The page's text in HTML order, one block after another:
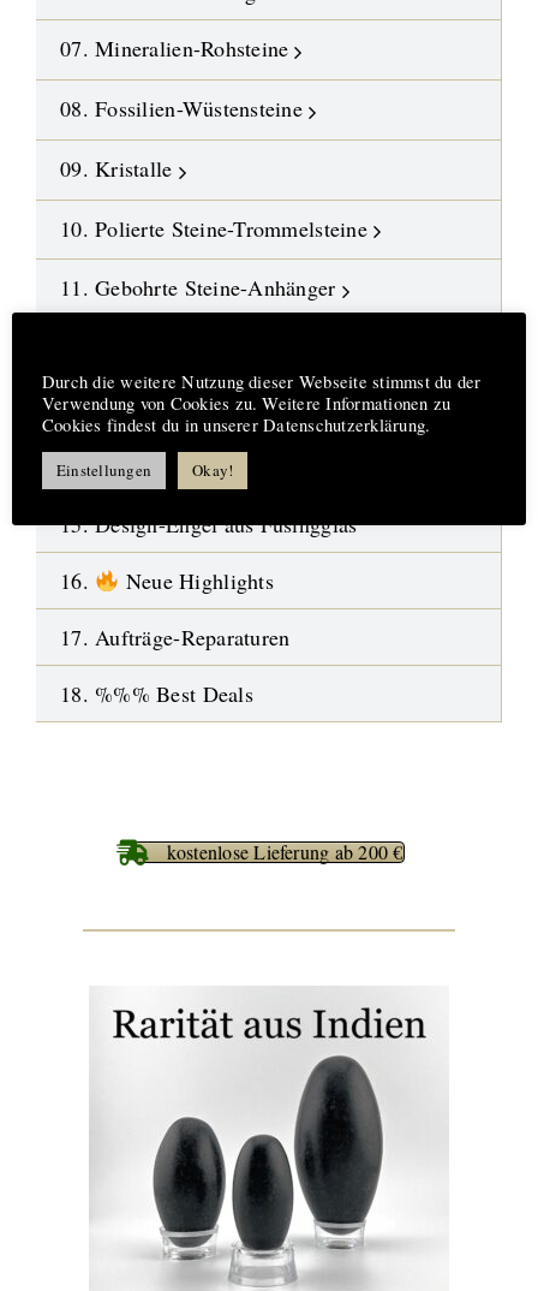
07. Mineralien-Rohsteine
08. Fossilien-Wüstensteine
09. Kristalle
10. Polierte Steine-Trommelsteine
11. Gebohrte Steine-Anhänger
13. DIY-Schmuckteile
14. Symbol-Schmuck
15. Design-Engel aus Fusingglas
16.
Neue Highlights
17. Aufträge-Reparaturen
18. %%% Best Deals
kostenlose Lieferung ab 200 €
Durch die weitere Nutzung dieser Webseite stimmst du der
Verwendung von Cookies zu. Weitere Informationen zu
Cookies findest du in unserer Datenschutzerklärung.
Einstellungen Okay!